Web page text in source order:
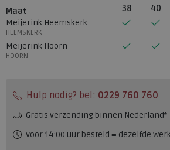
Maat 38 40
Meijerink Heemskerk
HEEMSKERK
Meijerink Hoorn
HOORN
Hulp nodig? bel: 0229 760 760
Gratis verzending binnen Nederland*
Voor 14:00 uur besteld = dezelfde